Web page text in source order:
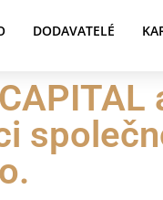
DODAVATELÉ